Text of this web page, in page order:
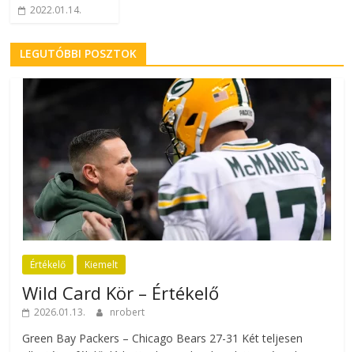
2022.01.14.
LEGUTÓBBI POSZTOK
Értékelő Kiemelt
Wild Card Kör – Értékelő
2026.01.13. nrobert
Green Bay Packers – Chicago Bears 27-31 Két teljesen